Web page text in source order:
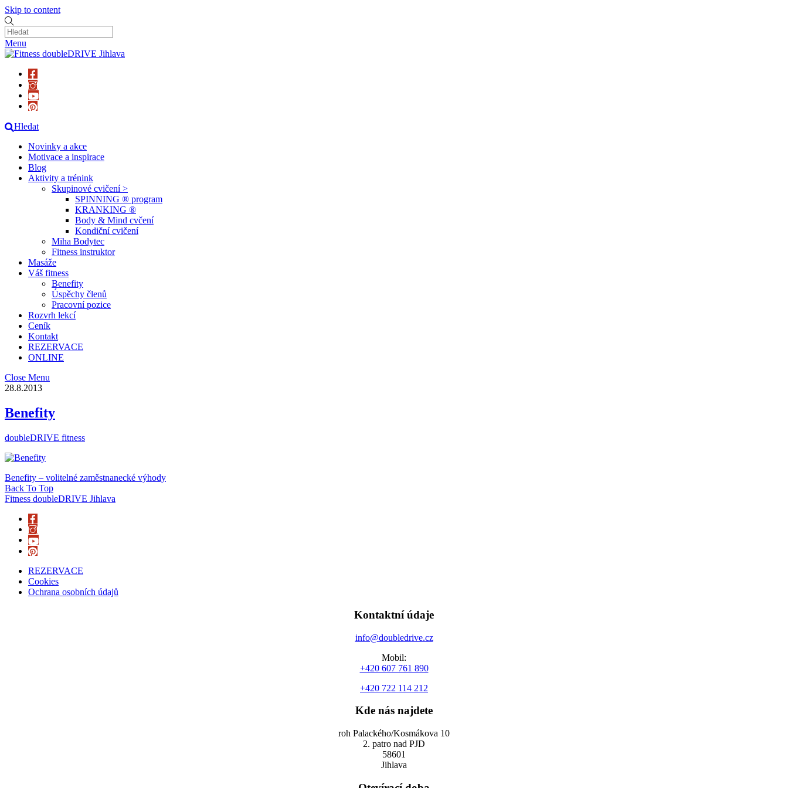
Skip to content
Menu
Hledat
Novinky a akce
Motivace a inspirace
Blog
Aktivity a trénink
Skupinové cvičení >
SPINNING ® program
KRANKING ®
Body & Mind cvčení
Kondiční cvičení
Miha Bodytec
Fitness instruktor
Masáže
Váš fitness
Benefity
Úspěchy členů
Pracovní pozice
Rozvrh lekcí
Ceník
Kontakt
REZERVACE
ONLINE
Close Menu
28.8.2013
Benefity
doubleDRIVE fitness
Benefity – volitelné zaměstnanecké výhody
Back To Top
Fitness doubleDRIVE Jihlava
REZERVACE
Cookies
Ochrana osobních údajů
Kontaktní údaje
info@doubledrive.cz
Mobil:
+420 607 761 890
+420 722 114 212
Kde nás najdete
roh Palackého/Kosmákova 10
2. patro nad PJD
58601
Jihlava